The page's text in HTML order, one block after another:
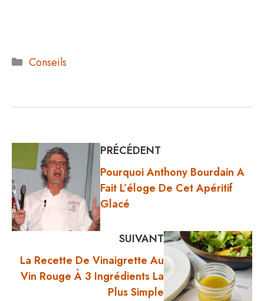
Catégories
Conseils
PRÉCÉDENT
Pourquoi Anthony Bourdain A
Fait L’éloge De Cet Apéritif
Glacé
SUIVANT
La Recette De Vinaigrette Au
Vin Rouge À 3 Ingrédients La
Plus Simple